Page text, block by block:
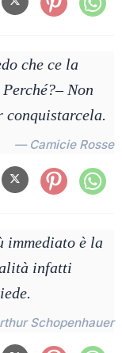
che ce la
Non
conquistarcela.
— Camicie Rosse
immediato è la
infatti
Schopenhauer